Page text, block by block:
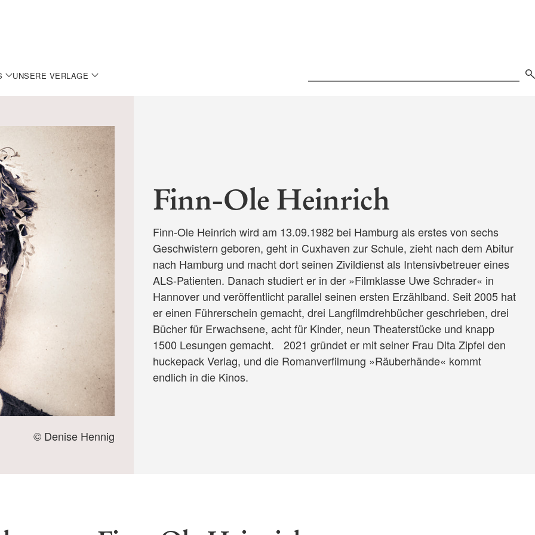
UNSERE VERLAGE
© Denise Hennig
Finn-Ole Heinrich
Finn-Ole Heinrich wird am 13.09.1982 bei Hamburg als erstes von sechs
Geschwistern geboren, geht in Cuxhaven zur Schule, zieht nach dem Abitur
nach Hamburg und macht dort seinen Zivildienst als Intensivbetreuer eines
ALS-Patienten. Danach studiert er in der »Filmklasse Uwe Schrader« in
Hannover und veröffentlicht parallel seinen ersten Erzählband. Seit 2005 hat
er einen Führerschein gemacht, drei Langfilmdrehbücher geschrieben, drei
Bücher für Erwachsene, acht für Kinder, neun Theaterstücke und knapp
1500 Lesungen gemacht. 2021 gründet er mit seiner Frau Dita Zipfel den
huckepack Verlag, und die Romanverfilmung »Räuberhände« kommt
endlich in die Kinos.